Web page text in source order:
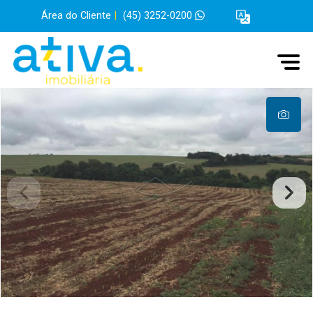
Área do Cliente (45) 3252-0200